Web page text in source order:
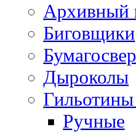
Архивный
Биговщики
Дыроколы
Ручные